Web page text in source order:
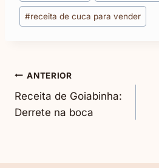
#receita de cuca para vender
Navegação
De
ANTERIOR
Receita de Goiabinha:
Derrete na boca